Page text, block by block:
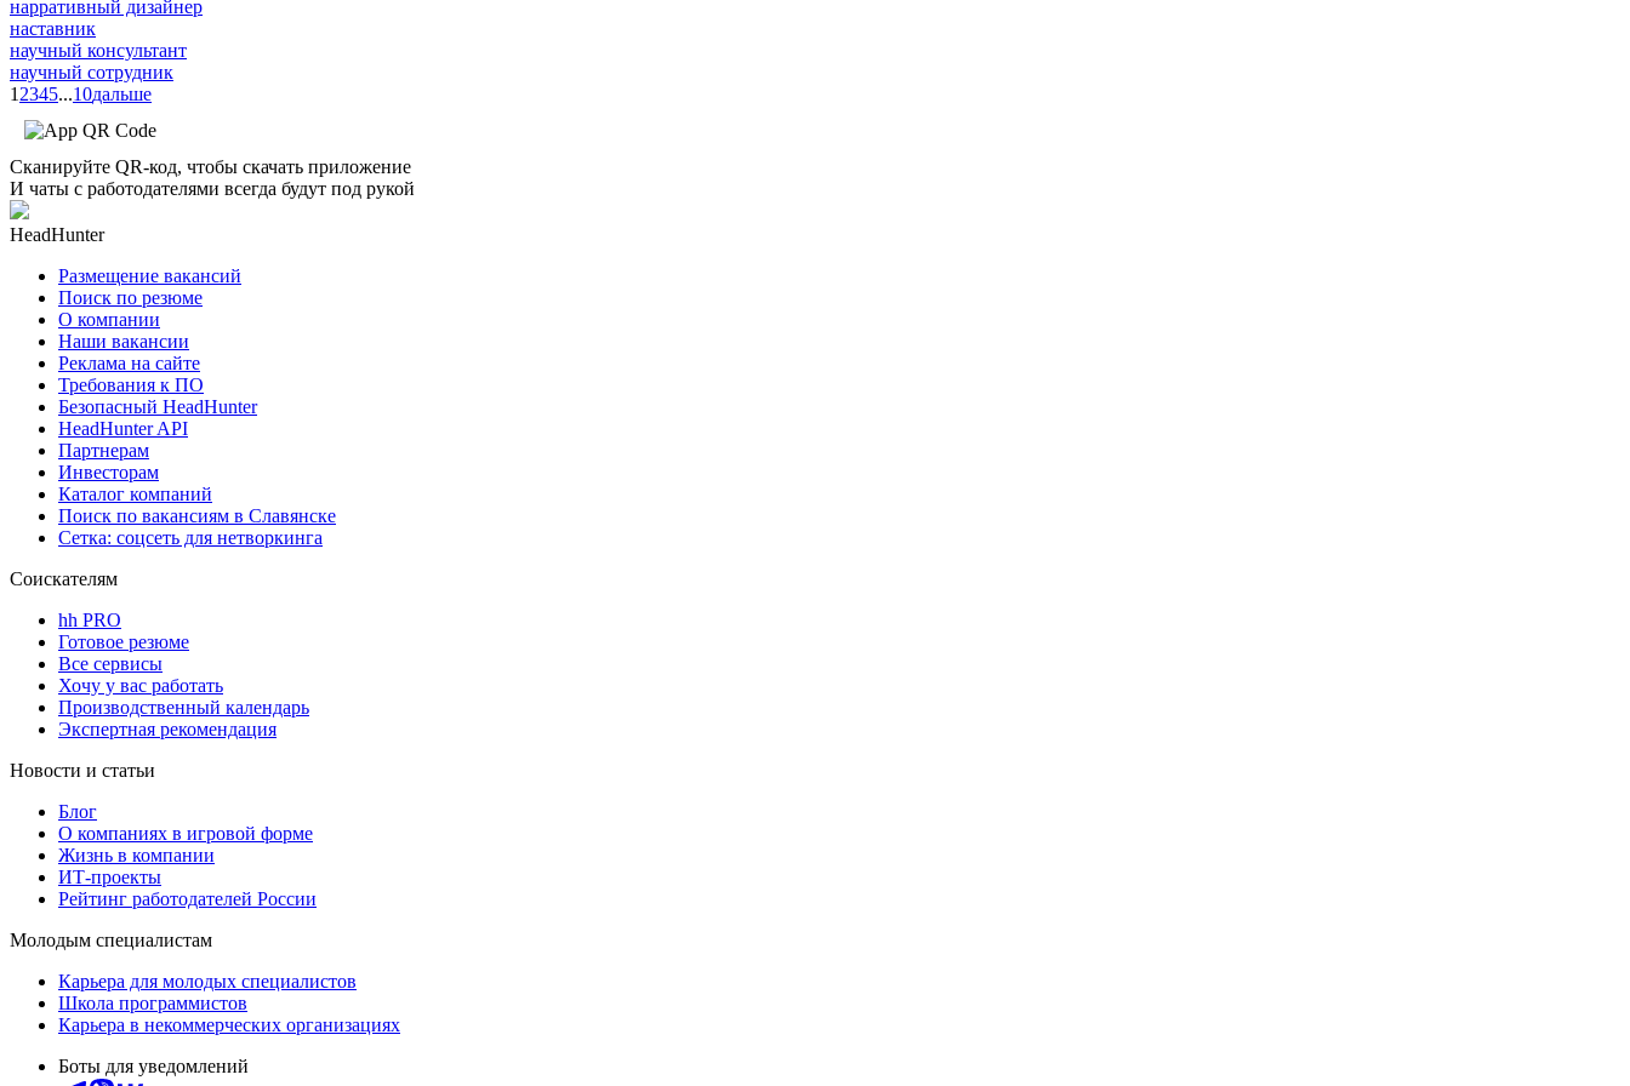
нарративный дизайнер
наставник
научный консультант
научный сотрудник
1 2345...10дальше
Сканируйте QR-код, чтобы скачать приложение
И чаты с работодателями всегда будут под рукой
HeadHunter
Размещение вакансий
Поиск по резюме
О компании
Наши вакансии
Реклама на сайте
Требования к ПО
Безопасный HeadHunter
HeadHunter API
Партнерам
Инвесторам
Каталог компаний
Поиск по вакансиям в Славянске
Сетка: соцсеть для нетворкинга
Соискателям
hh PRO
Готовое резюме
Все сервисы
Хочу у вас работать
Производственный календарь
Экспертная рекомендация
Новости и статьи
Блог
О компаниях в игровой форме
Жизнь в компании
ИТ-проекты
Рейтинг работодателей России
Молодым специалистам
Карьера для молодых специалистов
Школа программистов
Карьера в некоммерческих организациях
Боты для уведомлений